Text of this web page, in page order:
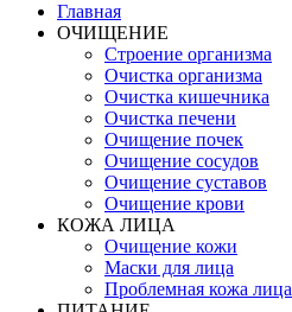
Главная
ОЧИЩЕНИЕ
Строение организма
Очистка организма
Очистка кишечника
Очистка печени
Очищение почек
Очищение сосудов
Очищение суставов
Очищение крови
КОЖА ЛИЦА
Очищение кожи
Маски для лица
Проблемная кожа лица